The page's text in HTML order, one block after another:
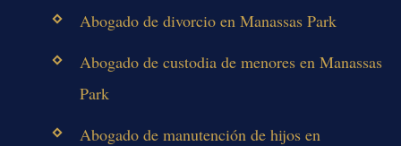
Abogado de divorcio en Manassas Park
Abogado de custodia de menores en Manassas
Park
Abogado de manutención de hijos en